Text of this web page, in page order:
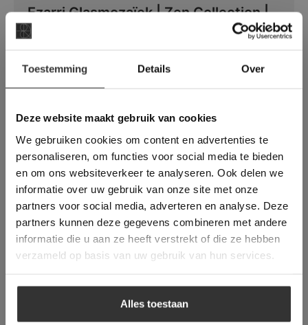
Toestemming Details Over
Deze website maakt gebruik van cookies
We gebruiken cookies om content en advertenties te
personaliseren, om functies voor social media te bieden
en om ons websiteverkeer te analyseren. Ook delen we
informatie over uw gebruik van onze site met onze
partners voor social media, adverteren en analyse. Deze
partners kunnen deze gegevens combineren met andere
informatie die u aan ze heeft verstrekt of die ze hebben
verzameld op basis van uw gebruik van hun services.
Alles toestaan
Ezarri Glasmozaïek | Zen Collection |
Black Marble
Ezarri Glasmozaïek | Zen Collection |
Deze website maakt
gebruik van cookies.
This Cookie Banner was deleted and is no
longer working. Please contact the website
administrator.
Deze website gebruikt cookies om de
gebruikerservaring te verbeteren. Door
gebruik te maken van onze website geeft u
toestemming voor alle cookies in
overeenstemming met ons cookiebeleid.Lees
verder
ALLES ACCEPTEREN
ALLES AFWIJZEN
DETAILS WEERGEVEN